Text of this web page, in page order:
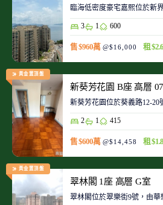
臨海低密度豪宅嘉熙位於新
3 1 600
售 $960萬 @$16,000 租
黃金置頂盤
新葵芳花園 B座 高層
新葵芳花園位於葵義路12-
2 1 415
售 $600萬 @$14,458 租
黃金置頂盤
翠林閣 1座 高層 G室
翠林閣位於翠樂街9號，由